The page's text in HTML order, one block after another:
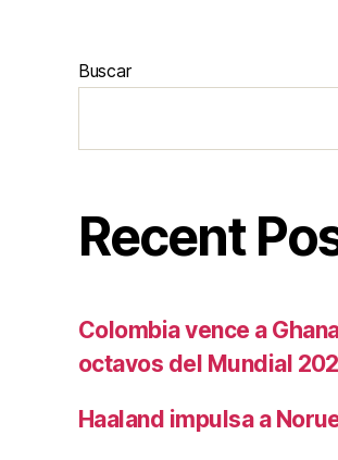
Buscar
Recent
Colombia vence a
octavos del Mundial
Haaland impulsa a